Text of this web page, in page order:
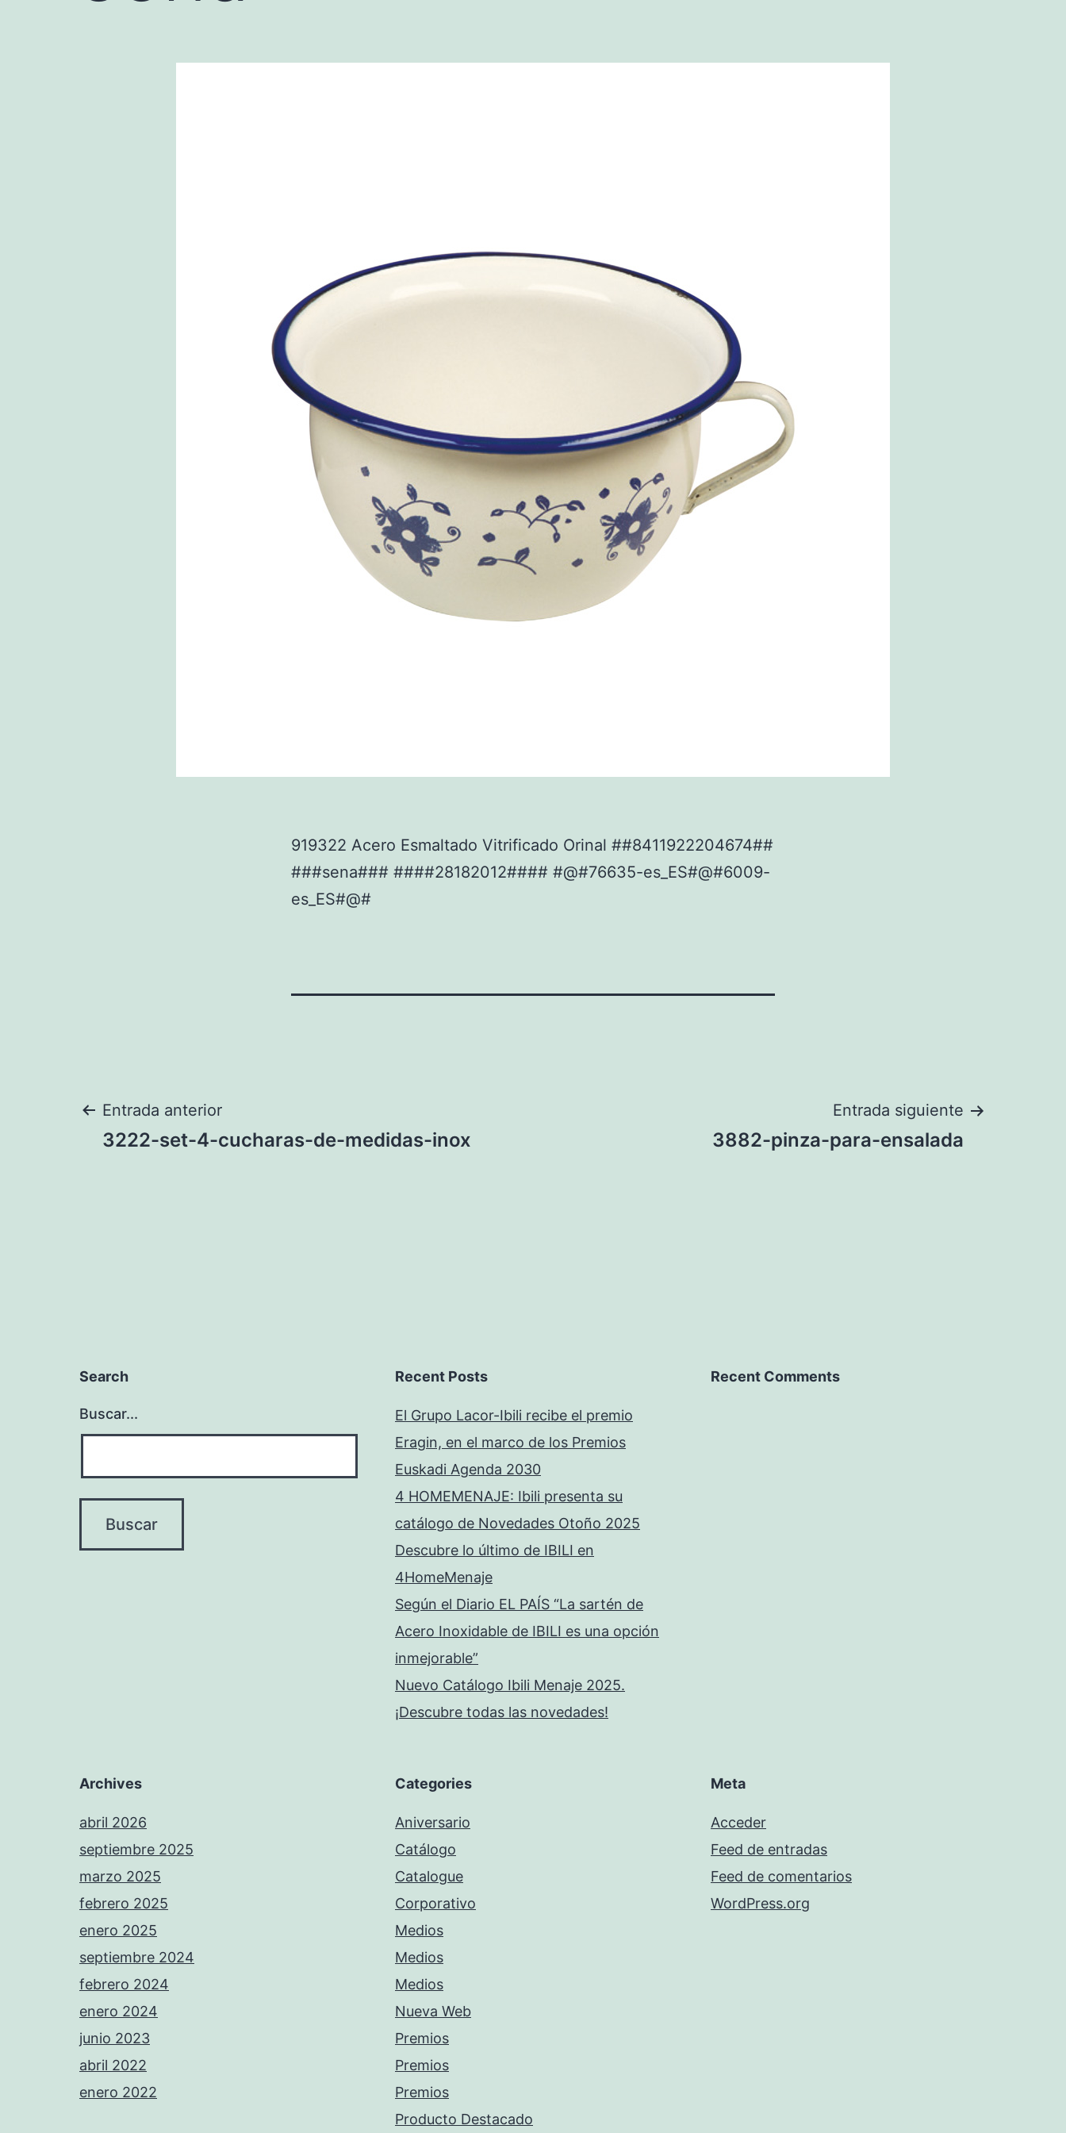
919322 Acero Esmaltado Vitrificado Orinal ##8411922204674##
###sena### ####28182012#### #@#76635-es_ES#@#6009-
es_ES#@#
Navegación
Entrada anterior
3222-set-4-cucharas-de-medidas-inox
Entrada siguiente
3882-pinza-para-ensalada
Search
Buscar...
Recent Posts
El Grupo Lacor-Ibili recibe el premio
Eragin, en el marco de los Premios
Euskadi Agenda 2030
4 HOMEMENAJE: Ibili presenta su
catálogo de Novedades Otoño 2025
Descubre lo último de IBILI en
4HomeMenaje
Según el Diario EL PAÍS “La sartén de
Acero Inoxidable de IBILI es una opción
inmejorable”
Nuevo Catálogo Ibili Menaje 2025.
¡Descubre todas las novedades!
Recent Comments
Archives
abril 2026
septiembre 2025
marzo 2025
febrero 2025
enero 2025
septiembre 2024
febrero 2024
enero 2024
junio 2023
abril 2022
enero 2022
Categories
Aniversario
Catálogo
Catalogue
Corporativo
Medios
Medios
Medios
Nueva Web
Premios
Premios
Premios
Producto Destacado
Meta
Acceder
Feed de entradas
Feed de comentarios
WordPress.org